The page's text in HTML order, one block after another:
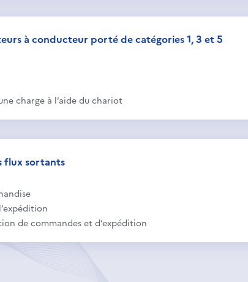
à conducteur porté de catégories 1, 3 et 5
charge à l’aide du chariot
flux sortants
de commandes et d’expédition